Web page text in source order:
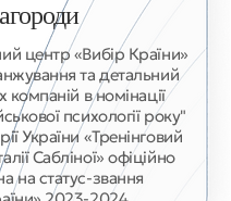
центр «Вибір Країни»
та детальний
компаній в номінації
психології року"
України «Тренінговий
Сабліної» офіційно
на статус-звання